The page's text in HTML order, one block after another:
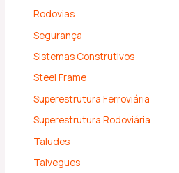
Rodovias
Segurança
Sistemas Construtivos
Steel Frame
Superestrutura Ferroviária
Superestrutura Rodoviária
Taludes
Talvegues